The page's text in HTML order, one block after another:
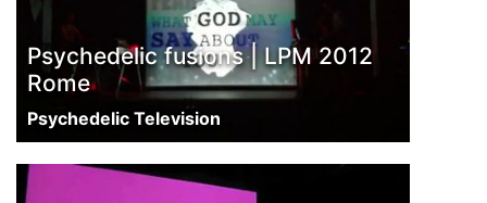
Psychedelic fusions | LPM 2012
Rome
Psychedelic Television